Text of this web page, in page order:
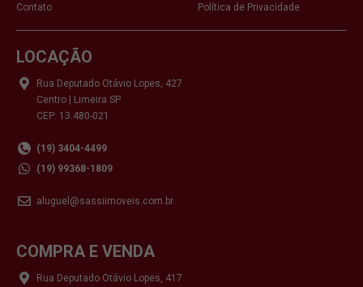
Contato
Política de Privacidade
LOCAÇÃO
Rua Deputado Otávio Lopes, 427
Centro | Limeira SP
CEP: 13.480-021
(19) 3404-4499
(19) 99368-1809
aluguel@sassiimoveis.com.br
COMPRA E VENDA
Rua Deputado Otávio Lopes, 417